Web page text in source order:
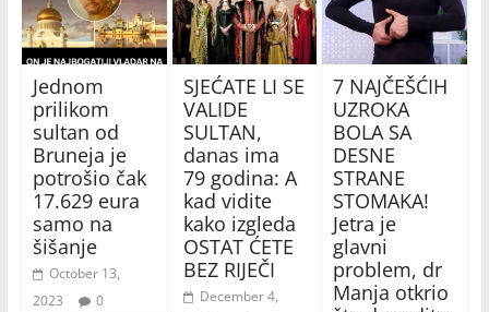
Jednom
prilikom
sultan od
Bruneja je
potrošio čak
17.629 eura
samo na
šišanje
October 13,
2023
0
SJEĆATE LI SE
VALIDE
SULTAN,
danas ima
79 godina: A
kad vidite
kako izgleda
OSTAT ĆETE
BEZ RIJEČI
December 4,
7 NAJČEŠĆIH
UZROKA
BOLA SA
DESNE
STRANE
STOMAKA!
Jetra je
glavni
problem, dr
Manja otkrio